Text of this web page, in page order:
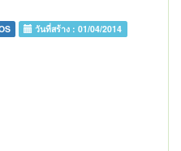
วันที่สร้าง :01/04/2014